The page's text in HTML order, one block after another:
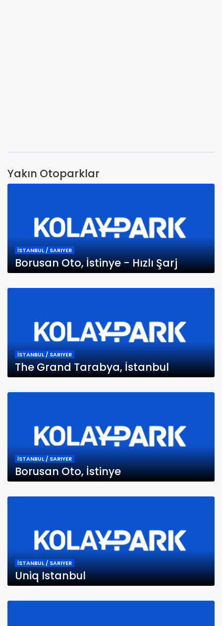
Yakın Otoparklar
İSTANBUL / SARIYER
Borusan Oto, İstinye - Hızlı Şarj
İSTANBUL / SARIYER
The Grand Tarabya, İstanbul
İSTANBUL / SARIYER
Borusan Oto, İstinye
İSTANBUL / SARIYER
Uniq Istanbul